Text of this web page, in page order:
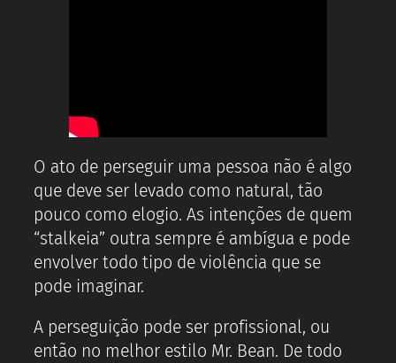
O ato de perseguir uma pessoa não é algo
que deve ser levado como natural, tão
pouco como elogio. As intenções de quem
“stalkeia” outra sempre é ambígua e pode
envolver todo tipo de violência que se
pode imaginar.
A perseguição pode ser profissional, ou
então no melhor estilo Mr. Bean. De todo